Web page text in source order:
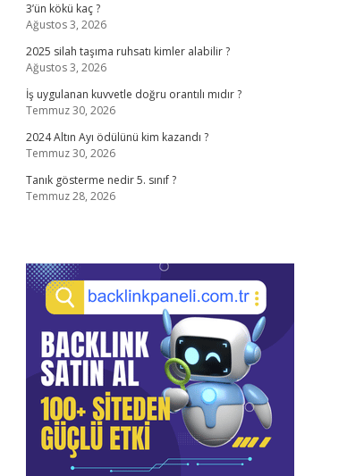
3’ün kökü kaç ?
Ağustos 3, 2026
2025 silah taşıma ruhsatı kimler alabilir ?
Ağustos 3, 2026
İş uygulanan kuvvetle doğru orantılı mıdır ?
Temmuz 30, 2026
2024 Altın Ayı ödülünü kim kazandı ?
Temmuz 30, 2026
Tanık gösterme nedir 5. sınıf ?
Temmuz 28, 2026